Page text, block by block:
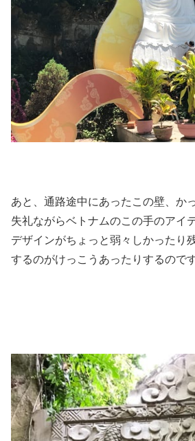
あと、通路途中にあったこの壁、か
失礼ながらベトナムのこの手のアイ
デザインがちょっと弱々しかったり
するのがけっこうあったりするので